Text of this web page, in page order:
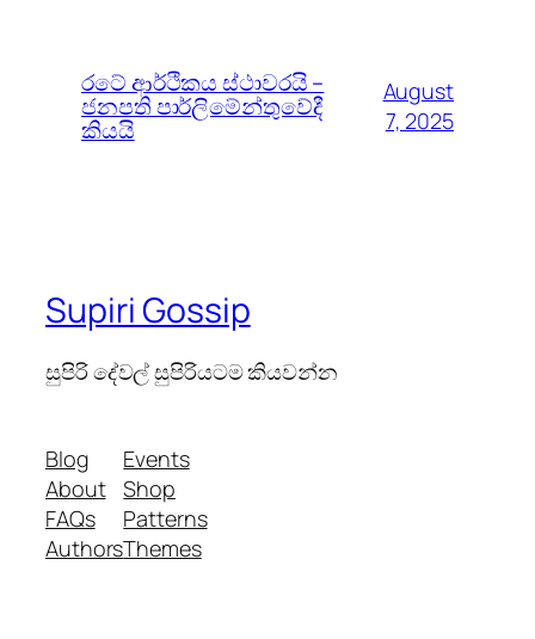
රටේ ආර්ථිකය ස්ථාවරයි –
ජනපති පාර්ලිමේන්තුවේදී
කියයි
August
7, 2025
Supiri Gossip
සුපිරි දේවල් සුපිරියටම කියවන්න
Blog
About
FAQs
Authors
Events
Shop
Patterns
Themes